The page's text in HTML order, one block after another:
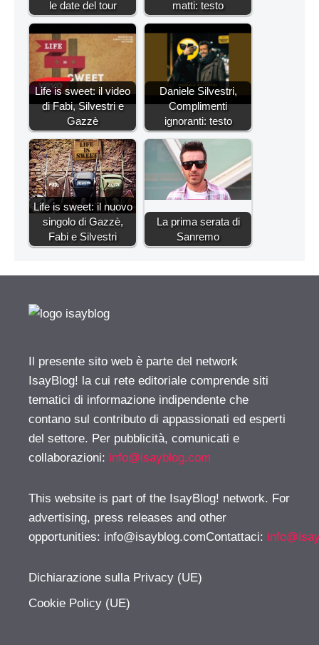
le date del tour
matti: testo
Life is sweet: il video
di Fabi, Silvestri e
Gazzè
Daniele Silvestri,
Complimenti
ignoranti: testo
Life is sweet: il nuovo
singolo di Gazzè,
Fabi e Silvestri
La prima serata di
Sanremo
Il presente sito web è parte del network
IsayBlog! la cui rete editoriale comprende siti
tematici di informazione indipendente che
contano sul contributo di appassionati ed esperti
del settore. Per pubblicità, comunicati e
collaborazioni: info@isayblog.com
This website is part of the IsayBlog! network. For
advertising, press releases and other
opportunities: info@isayblog.comContattaci:
Dichiarazione sulla Privacy (UE)
Cookie Policy (UE)